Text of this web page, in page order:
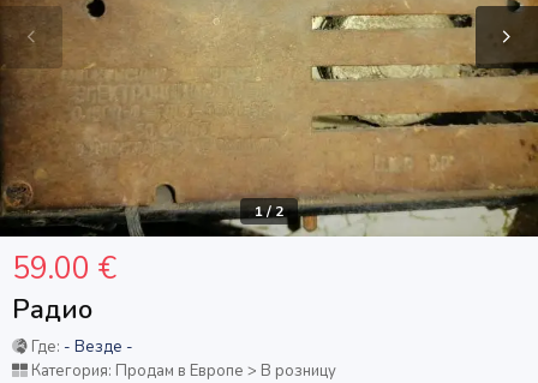
1/2
Радио
59.00 €
Где: - Везде -
Категория: Продам в Европе > В розницу